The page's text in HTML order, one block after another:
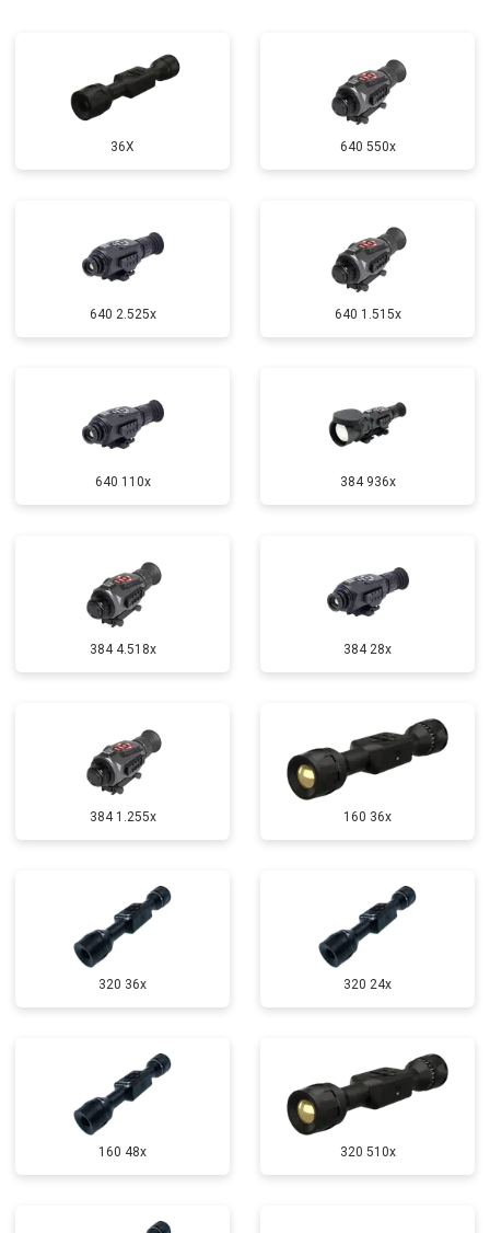
36X 640 550x
640 2.525x 640 1.515x
640 110x 384 936x
384 4.518x 384 28x
384 1.255х 160 36x
320 36x 320 24x
160 48x 320 510x